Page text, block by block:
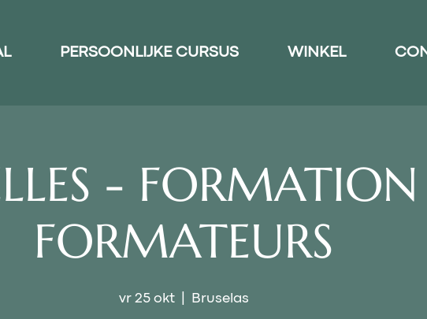
PERSOONLIJKE CURSUS WINKEL
- FORMATION
FORMATEURS
vr 25 okt
  |
Bruselas